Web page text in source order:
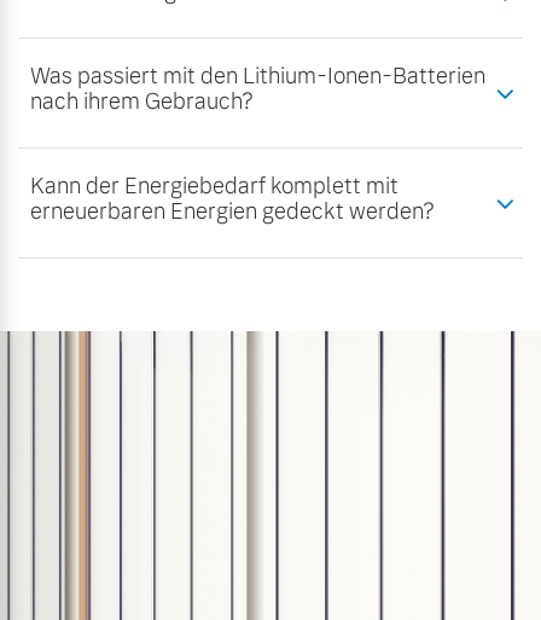
Was passiert mit den Lithium-Ionen-Batterien
nach ihrem Gebrauch?
Kann der Energiebedarf komplett mit
erneuerbaren Energien gedeckt werden?